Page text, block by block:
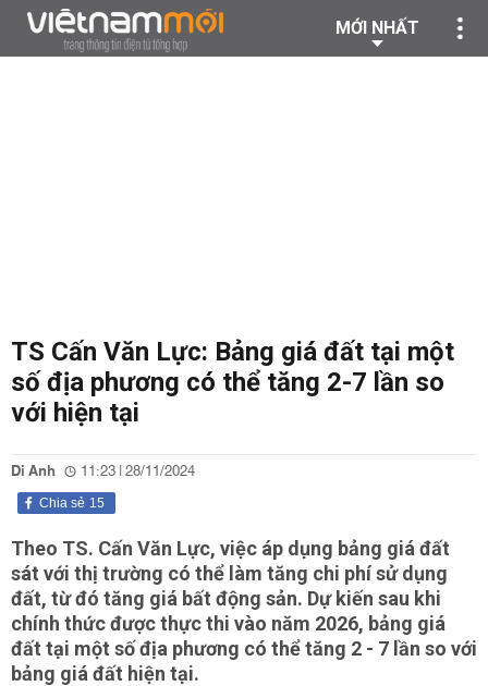
MỚI NHẤT
TS Cấn Văn Lực: Bảng giá đất tại một
số địa phương có thể tăng 2-7 lần so
với hiện tại
Di Anh 11:23 | 28/11/2024
15
Chia sẻ
Theo TS. Cấn Văn Lực, việc áp dụng bảng giá đất
sát với thị trường có thể làm tăng chi phí sử dụng
đất, từ đó tăng giá bất động sản. Dự kiến sau khi
chính thức được thực thi vào năm 2026, bảng giá
đất tại một số địa phương có thể tăng 2 - 7 lần so với
bảng giá đất hiện tại.